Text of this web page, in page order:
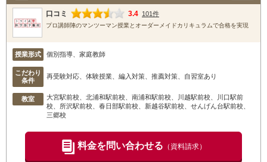
口コミ 3.4 101件
プロ講師陣のマンツーマン授業とオーダーメイドカリキュラムで合格を実現
授業形式 個別指導、家庭教師
こだわり
条件
再受験対応、体験授業、編入対策、推薦対策、自習室あり
教室 大宮駅前校 、北浦和駅前校 、南浦和駅前校 、川越駅前校 、川口駅前
校 、所沢駅前校 、春日部駅前校 、新越谷駅前校 、せんげん台駅前校
三郷校
料金を問い合わせる （資料請求）